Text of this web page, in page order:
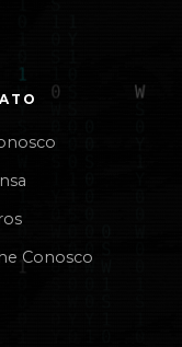
Conosco